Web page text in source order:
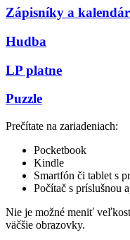
Zápisníky a
Hudba
LP platne
Puzzle
Prečítate na zariadeniach:
Pocketbook
Kindle
Smartfón či tablet s
Počítač s príslušnou
Nie je možné meniť
väčšie obrazovky.